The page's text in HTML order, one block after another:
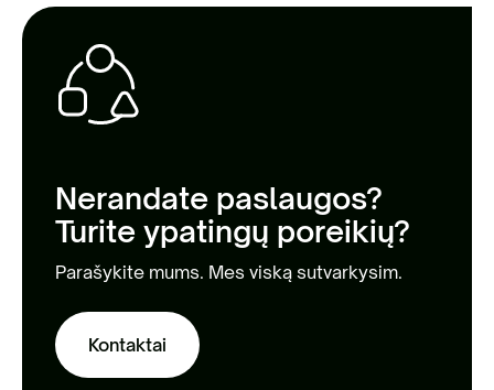
Nerandate paslaugos?
Turite ypatingų poreikių?
Parašykite mums. Mes viską sutvarkysim.
Kontaktai